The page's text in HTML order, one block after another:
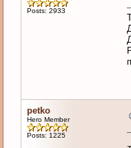
Posts: 2933
petko
Hero Member
Posts: 1225